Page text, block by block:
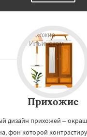
Прихожие
дизайн прихожей –
фон которой